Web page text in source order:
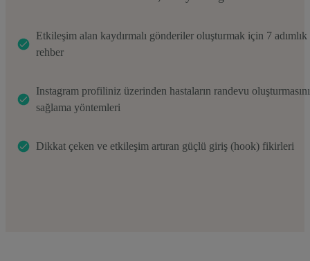
Etkileşim alan kaydırmalı gönderiler oluşturmak için 7 adımlık
rehber
Instagram profiliniz üzerinden hastaların randevu oluşturmasını
sağlama yöntemleri
Dikkat çeken ve etkileşim artıran güçlü giriş (hook) fikirleri